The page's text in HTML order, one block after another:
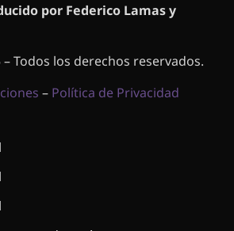
por Federico Lamas y
Todos los derechos reservados.
– Política de Privacidad